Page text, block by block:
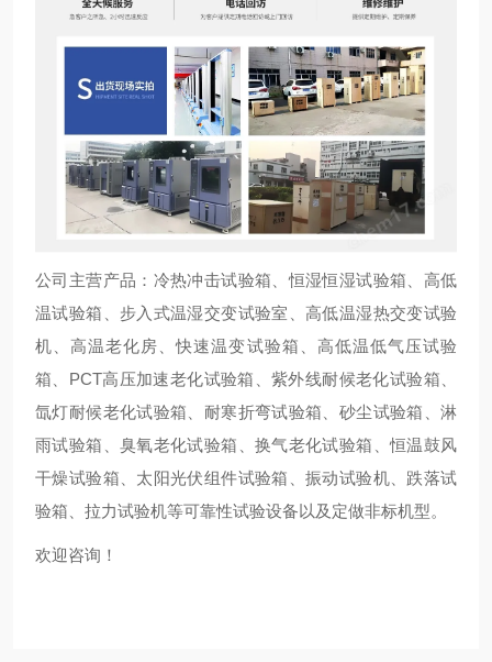
公司主营产品：冷热冲击试验箱、恒湿恒湿试验箱、高低
温试验箱、步入式温湿交变试验室、高低温湿热交变试验
机、高温老化房、快速温变试验箱、高低温低气压试验
箱、PCT高压加速老化试验箱、紫外线耐候老化试验箱、
氙灯耐候老化试验箱、耐寒折弯试验箱、砂尘试验箱、淋
雨试验箱、臭氧老化试验箱、换气老化试验箱、恒温鼓风
干燥试验箱、太阳光伏组件试验箱、振动试验机、跌落试
验箱、拉力试验机等可靠性试验设备以及定做非标机型。
欢迎咨询！